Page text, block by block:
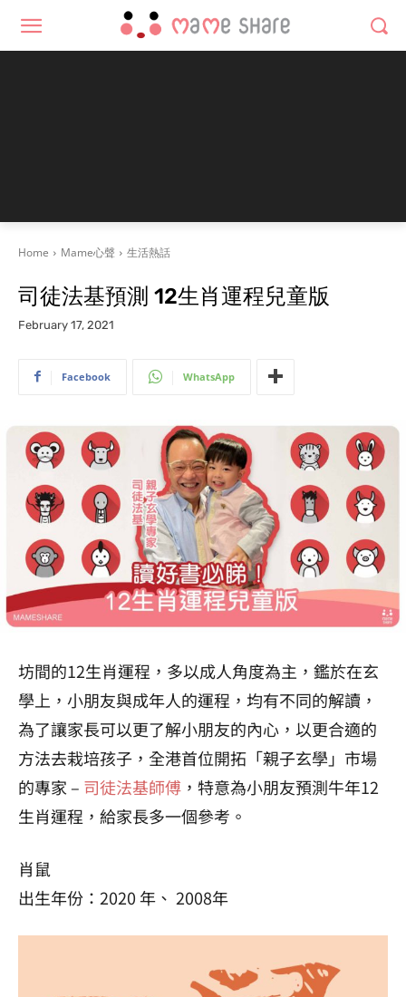
Home Mame心聲 生活熱話
司徒法基預測 12生肖運程兒童版
February 17, 2021
Facebook WhatsApp
坊間的12生肖運程，多以成人角度為主，鑑於在玄
學上，小朋友與成年人的運程，均有不同的解讀，
為了讓家長可以更了解小朋友的內心，以更合適的
方法去栽培孩子，全港首位開拓「親子玄學」市場
的專家 – 司徒法基師傅 ，特意為小朋友預測牛年12
生肖運程，給家長多一個參考。
肖鼠
出生年份：2020 年、 2008年